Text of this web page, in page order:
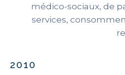
médico-sociaux, de
services,
2010